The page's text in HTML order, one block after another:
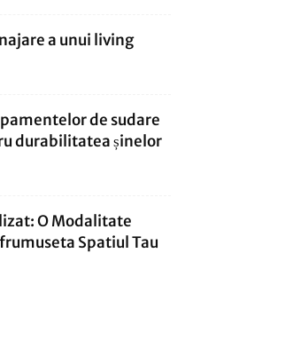
a unui living
de sudare
durabilitatea șinelor
O Modalitate
Spatiul Tau